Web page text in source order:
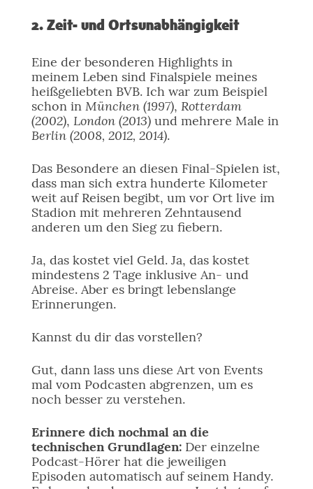
2. Zeit- und Ortsunabhängigkeit
Eine der besonderen Highlights in
meinem Leben sind Finalspiele meines
heißgeliebten BVB. Ich war zum Beispiel
schon in München (1997), Rotterdam
(2002), London (2013)und mehrere Male in
Berlin (2008, 2012, 2014).
Das Besondere an diesen Final-Spielen ist,
dass man sich extra hunderte Kilometer
weit auf Reisen begibt, um vor Ort live im
Stadion mit mehreren Zehntausend
anderen um den Sieg zu fiebern.
Ja, das kostet viel Geld. Ja, das kostet
mindestens 2 Tage inklusive An- und
Abreise. Aber es bringt lebenslange
Erinnerungen.
Kannst du dir das vorstellen?
Gut, dann lass uns diese Art von Events
mal vom Podcasten abgrenzen, um es
noch besser zu verstehen.
Erinnere dich nochmal an die
technischen Grundlagen:Der einzelne
Podcast-Hörer hat die jeweiligen
Episoden automatisch auf seinem Handy.